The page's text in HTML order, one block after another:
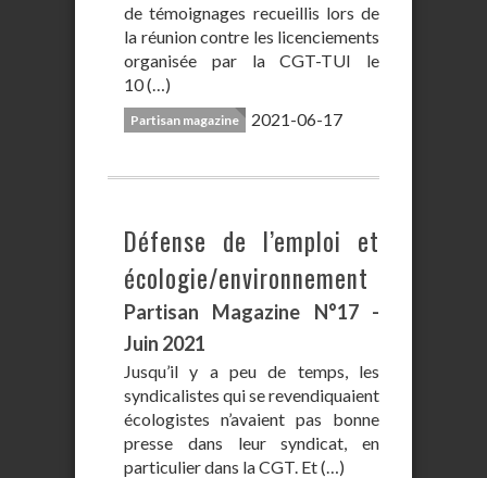
de témoignages recueillis lors de
la réunion contre les licenciements
organisée par la CGT-TUI le
10 (…)
Partisan magazine 2021-06-17
Défense de l’emploi et
écologie/environnement
Partisan Magazine N°17 -
Juin 2021
Jusqu’il y a peu de temps, les
syndicalistes qui se revendiquaient
écologistes n’avaient pas bonne
presse dans leur syndicat, en
particulier dans la CGT. Et (…)